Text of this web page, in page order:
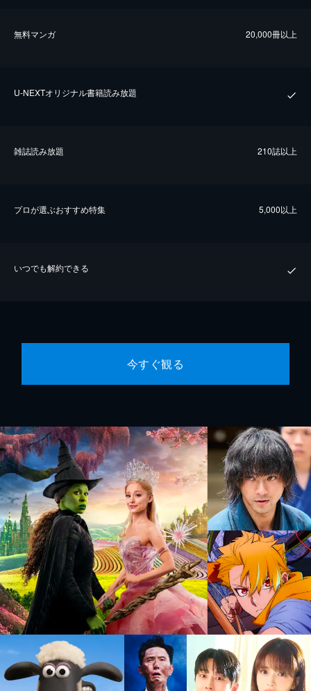
無料マンガ 20,000冊以上
U-NEXTオリジナル書籍読み放題
雑誌読み放題 210誌以上
プロが選ぶおすすめ特集 5,000以上
いつでも解約できる
今すぐ観る